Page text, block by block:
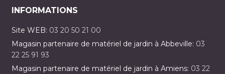
INFORMATIONS
Site WEB: 03 20 50 21 00
Magasin partenaire de matériel de jardin à Abbeville: 03
22 25 91 93
Magasin partenaire de matériel de jardin à Amiens: 03 22